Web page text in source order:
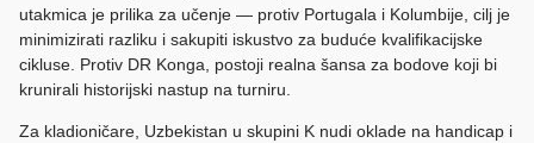
utakmica je prilika za učenje — protiv Portugala i Kolumbije, cilj je
minimizirati razliku i sakupiti iskustvo za buduće kvalifikacijske
cikluse. Protiv DR Konga, postoji realna šansa za bodove koji bi
krunirali historijski nastup na turniru.
Za kladioničare, Uzbekistan u skupini K nudi oklade na handicap i